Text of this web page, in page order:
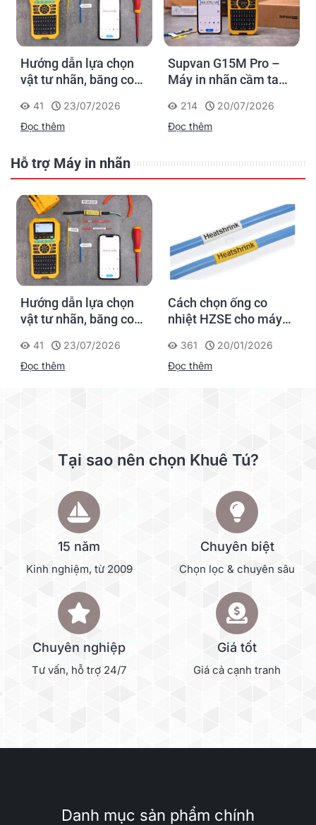
Hướng dẫn lựa chọn
vật tư nhãn, băng co
Supvan G15M Pro
41
23/07/2026
Đọc thêm
Supvan G15M Pro –
Máy in nhãn cầm tay
dấu một lần, tra cứu
trọn đời công trình
214
20/07/2026
Đọc thêm
Hỗ trợ Máy in nhãn
Hướng dẫn lựa chọn
vật tư nhãn, băng co
Supvan G15M Pro
41
23/07/2026
Đọc thêm
Cách chọn ống co
nhiệt HZSE cho máy in
361
20/01/2026
Đọc thêm
Tại sao nên chọn Khuê Tú?
15 năm
Kinh nghiệm, từ 2009
Chuyên biệt
Chọn lọc & chuyên sâu
Chuyên nghiệp
Tư vấn, hỗ trợ 24/7
Giá tốt
Giá cả cạnh tranh
Danh mục sản phẩm chính